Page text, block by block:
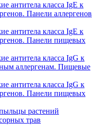
антитела класса IgE к
Панели аллергенов
антитела класса IgE к
Панели пищевых
антитела класса IgG к
аллергенам. Пищевые
антитела класса IgG к
Панели пищевых
растений
трав